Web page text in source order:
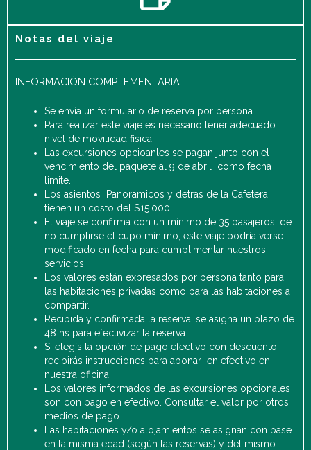
Notas del viaje
INFORMACIÓN COMPLEMENTARIA
Se envía un formulario de reserva por persona.
Para realizar este viaje es necesario tener adecuado
nivel de movilidad fisica.
Las excursiones opcioanles se pagan junto con el
vencimiento del paquete al 9 de abril como fecha
limite.
Los asientos Panoramicos y detras de la Cafetera
tienen un costo del $15.000.
El viaje se confirma con un mínimo de 35 pasajeros, de
no cumplirse el cupo mínimo, este viaje podría verse
modificado en fecha para cumplimentar nuestros
servicios.
Los valores están expresados por persona tanto para
las habitaciones privadas como para las habitaciones a
compartir.
Recibida y confirmada la reserva, se asigna un plazo de
48 hs para efectivizar la reserva.
Si elegís la opción de pago efectivo con descuento,
recibirás instrucciones para abonar en efectivo en
nuestra oficina.
Los valores informados de las excursiones opcionales
son con pago en efectivo. Consultar el valor por otros
medios de pago.
Las habitaciones y/o alojamientos se asignan con base
en la misma edad (según las reservas) y del mismo